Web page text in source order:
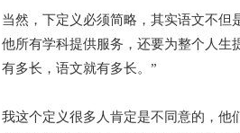
当然，下定义必须简略，其实语文不
他所有学科提供服务，还要为整个人生
有多长，语文就有多长。”
我这个定义很多人肯定是不同意的，他